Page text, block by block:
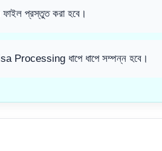
প্রস্তুত করা হবে।
ধাপে ধাপে সম্পন্ন হবে।